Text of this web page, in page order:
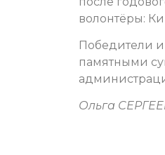
волонтёры:
Победители
памятными
Ольга